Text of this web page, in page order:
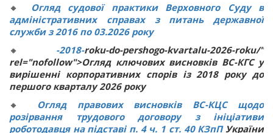
🔸
Огляд судової практики Верховного Суду в
адміністративних справах з питань державної
служби з 2016 по 03.2026 року
🔸 -2018-roku-do-pershogo-kvartalu-2026-roku/"
rel="nofollow">Огляд ключових висновків ВС-КГС у
вирішенні корпоративних спорів із 2018 року до
першого кварталу 2026 року
🔸 Огляд правових висновків ВС-КЦС щодо
розірвання трудового договору з ініціативи
роботодавця на підставі п. 4 ч. 1 ст.40 КЗпПУкраїни